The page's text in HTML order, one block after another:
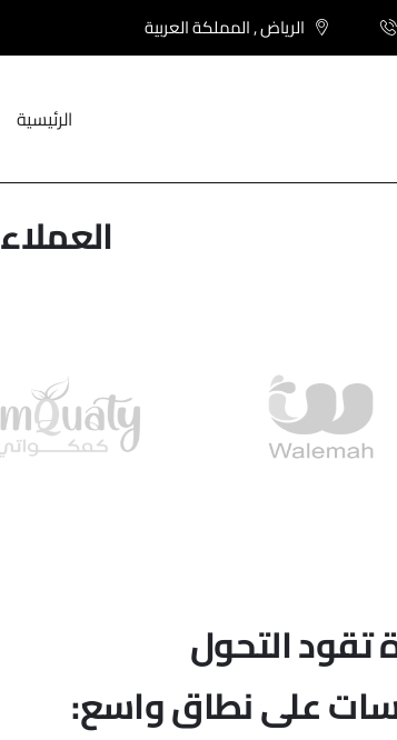
الرياض , المملكة العربية
الرئيسية
العملاء
تقود التحول
على نطاق واسع: